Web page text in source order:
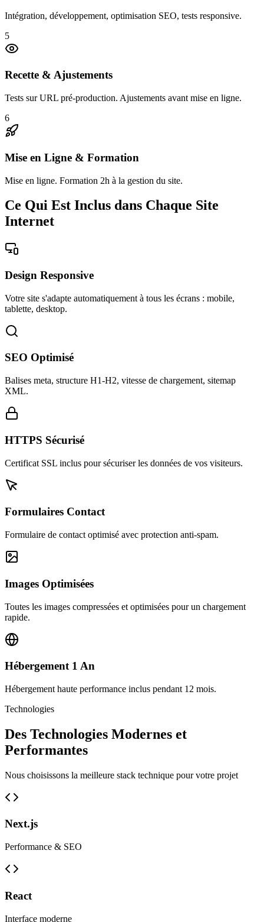
Intégration, développement, optimisation SEO, tests responsive.
5
Recette & Ajustements
Tests sur URL pré-production. Ajustements avant mise en ligne.
6
Mise en Ligne & Formation
Mise en ligne. Formation 2h à la gestion du site.
Ce Qui Est Inclus dans Chaque Site
Internet
Design Responsive
Votre site s'adapte automatiquement à tous les écrans : mobile,
tablette, desktop.
SEO Optimisé
Balises meta, structure H1-H2, vitesse de chargement, sitemap
XML.
HTTPS Sécurisé
Certificat SSL inclus pour sécuriser les données de vos visiteurs.
Formulaires Contact
Formulaire de contact optimisé avec protection anti-spam.
Images Optimisées
Toutes les images compressées et optimisées pour un chargement
rapide.
Hébergement 1 An
Hébergement haute performance inclus pendant 12 mois.
Technologies
Des Technologies Modernes et
Performantes
Nous choisissons la meilleure stack technique pour votre projet
Next.js
Performance & SEO
React
Interface moderne